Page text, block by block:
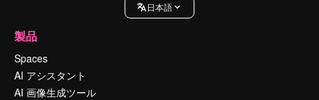
日本語
製品
Spaces
AI アシスタント
AI 画像生成ツール